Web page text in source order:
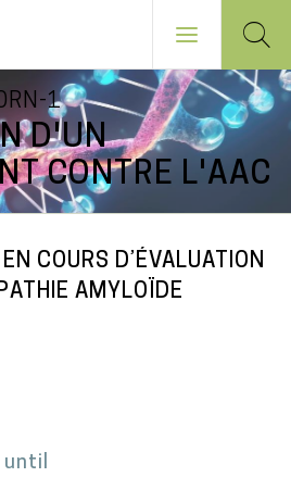
1
D'UN
CONTRE L'AAC
COURS D’ÉVALUATION
AMYLOÏDE
until